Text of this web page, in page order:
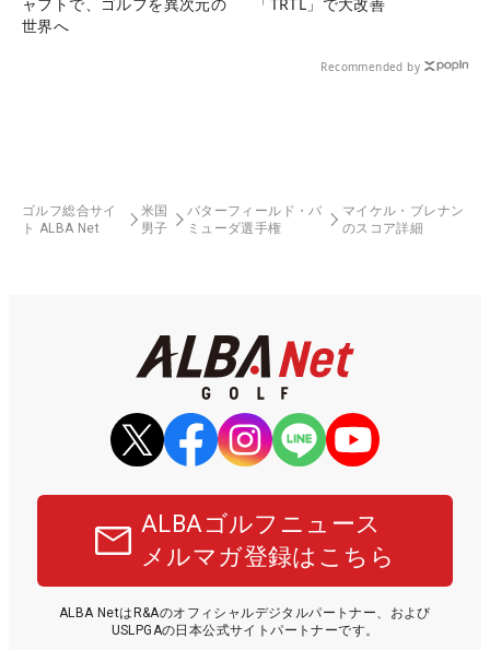
世界へ
Recommended by
ゴルフ総合サイ
ト ALBA Net
米国
男子
バターフィールド・バ
ミューダ選手権
マイケル・ブレナン
のスコア詳細
ALBAゴルフニュース
メルマガ登録はこちら
ALBA NetはR&Aのオフィシャルデジタルパートナー、および
USLPGAの日本公式サイトパートナーです。